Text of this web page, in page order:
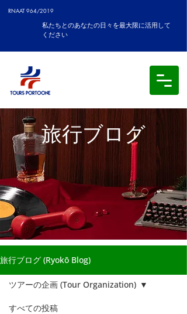
RNAAT 964/2019
私たちとのあなたの日々を最大限に活用して
ください
旅行ブログ
旅行ブログ (Ryokō Blog)
すべての投稿
ツアーの企画 (Tour Organization)